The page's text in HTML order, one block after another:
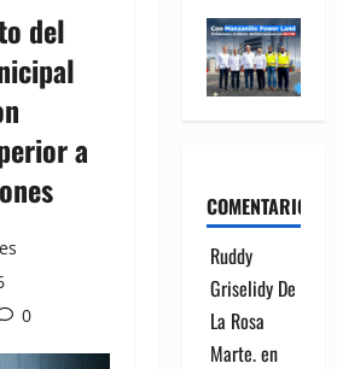
del
a
0
COMENTARIOS
Ruddy
Griselidy De
La Rosa
Marte.en